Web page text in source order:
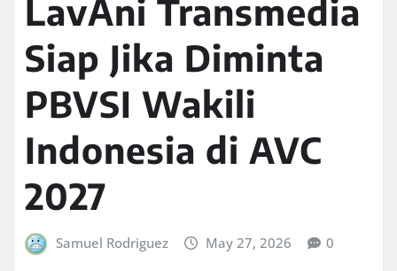
LavAni Transmedia
Siap Jika Diminta
PBVSI Wakili
Indonesia di AVC
2027
Samuel Rodriguez May 27, 2026 0